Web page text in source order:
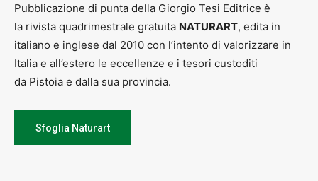
Pubblicazione di punta della Giorgio Tesi Editrice è
la rivista quadrimestrale gratuita NATURART, edita in
italiano e inglese dal 2010 con l’intento di valorizzare in
Italia e all’estero le eccellenze e i tesori custoditi
da Pistoia e dalla sua provincia.
Sfoglia Naturart